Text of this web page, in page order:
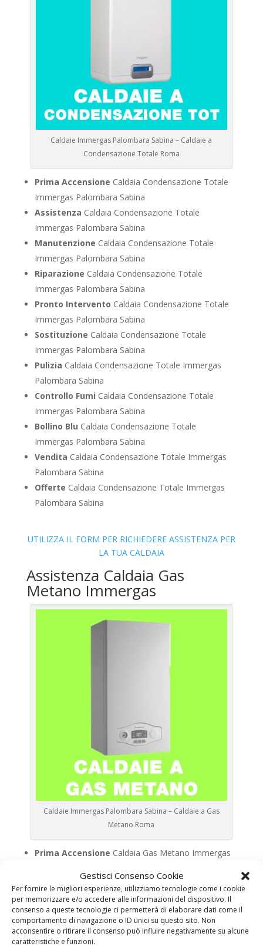
Gestisci Consenso Cookie
Per fornire le migliori esperienze, utilizziamo tecnologie come i cookie
per memorizzare e/o accedere alle informazioni del dispositivo. Il
consenso a queste tecnologie ci permetterà di elaborare dati come il
comportamento di navigazione o ID unici su questo sito. Non
acconsentire o ritirare il consenso può influire negativamente su alcune
caratteristiche e funzioni.
Caldaie Immergas Palombara Sabina – Caldaie a
Condensazione Totale Roma
Prima Accensione Caldaia Condensazione Totale
Immergas Palombara Sabina
Assistenza Caldaia Condensazione Totale
Immergas Palombara Sabina
Manutenzione Caldaia Condensazione Totale
Immergas Palombara Sabina
Riparazione Caldaia Condensazione Totale
Immergas Palombara Sabina
Pronto Intervento Caldaia Condensazione Totale
Immergas Palombara Sabina
Sostituzione Caldaia Condensazione Totale
Immergas Palombara Sabina
Pulizia Caldaia Condensazione Totale Immergas
Palombara Sabina
Controllo Fumi Caldaia Condensazione Totale
Immergas Palombara Sabina
Bollino Blu Caldaia Condensazione Totale
Immergas Palombara Sabina
Vendita Caldaia Condensazione Totale Immergas
Palombara Sabina
Offerte Caldaia Condensazione Totale Immergas
Palombara Sabina
UTILIZZA IL FORM PER RICHIEDERE ASSISTENZA PER
LA TUA CALDAIA
Assistenza Caldaia Gas
Metano Immergas
Caldaie Immergas Palombara Sabina – Caldaie a Gas
Metano Roma
Prima Accensione Caldaia Gas Metano Immergas
AssistenzaCaldaia Gas Metano Immergas
Palombara Sabina
ManutenzioneCaldaia Gas Metano Immergas
Palombara Sabina
RiparazioneCaldaia Gas Metano Immergas